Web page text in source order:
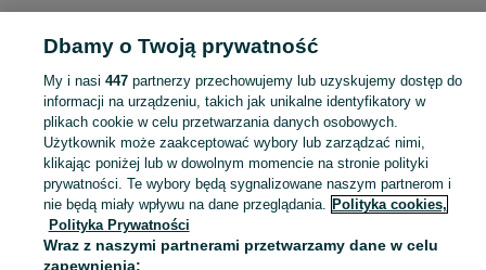
KATEGORIA
Skorzystaj z największego serwisu ogłoszeniowego - Michałów i okolice! Kupuj to, czego pragniesz i sprzedawaj to, czego już nie potrzebujesz! Zobacz
Mapa kategorii
Mapa miejscowości
Mapa ministron
Dbamy o Twoją prywatność
My i nasi 447partnerzy przechowujemy lub uzyskujemy dostęp do
informacji na urządzeniu, takich jak unikalne identyfikatory w
plikach cookie w celu przetwarzania danych osobowych.
Użytkownik może zaakceptować wybory lub zarządzać nimi,
klikając poniżej lub w dowolnym momencie na stronie polityki
prywatności. Te wybory będą sygnalizowane naszym partnerom i
nie będą miały wpływu na dane przeglądania. Polityka cookies,
Polityka Prywatności
Wraz z naszymi partnerami przetwarzamy dane w celu
zapewnienia: